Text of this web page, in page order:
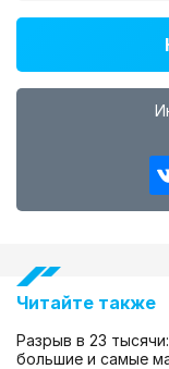
Читайте также
Разрыв в 23
большие и самые